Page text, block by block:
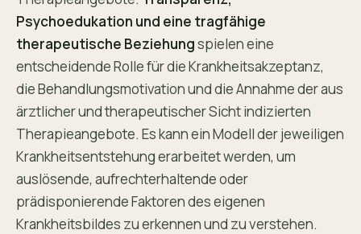
Psychoedukation und eine tragfähige
therapeutische Beziehungspielen eine
entscheidende Rolle für die Krankheitsakzeptanz,
die Behandlungsmotivation und die Annahme der aus
ärztlicher und therapeutischer Sicht indizierten
Therapieangebote. Es kann ein Modell der jeweiligen
Krankheitsentstehung erarbeitet werden, um
auslösende, aufrechterhaltende oder
prädisponierende Faktoren des eigenen
Krankheitsbildes zu erkennen und zu verstehen.